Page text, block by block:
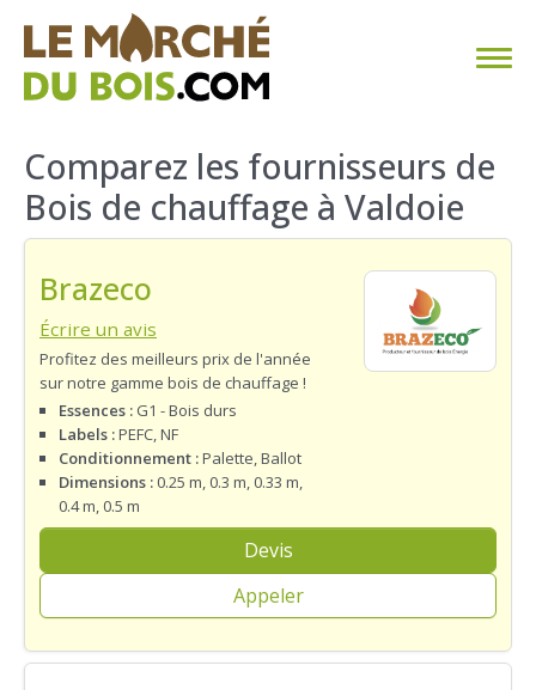
CHAUFFAGE AU BOIS
FAQ
TROUVER SON FOURNISSEUR
BLOG
ESPACE PRO
Comparez les fournisseurs de
Bois de chauffage à Valdoie
Brazeco
Écrire un avis
Profitez des meilleurs prix de l'année
sur notre gamme bois de chauffage !
Essences : G1 - Bois durs
Labels :PEFC, NF
Conditionnement :Palette, Ballot
Dimensions : 0.25 m, 0.3 m, 0.33 m,
0.4 m, 0.5 m
Devis
Appeler